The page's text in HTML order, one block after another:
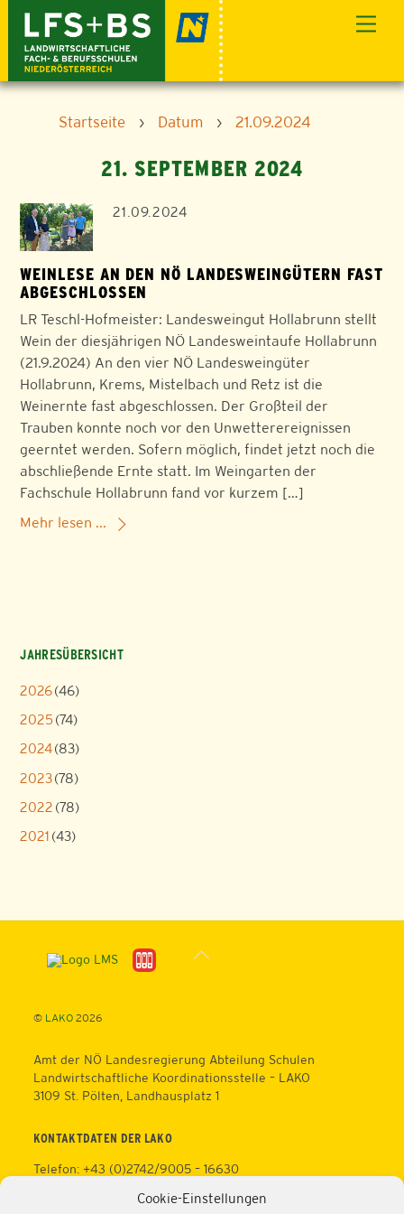
Cookie-Einstellungen
content
Startseite › Datum › 21.09.2024
21. SEPTEMBER 2024
21.09.2024
WEINLESE AN DEN NÖ LANDESWEINGÜTERN FAST
ABGESCHLOSSEN
LR Teschl-Hofmeister: Landesweingut Hollabrunn stellt
Wein der diesjährigen NÖ Landesweintaufe Hollabrunn
(21.9.2024) An den vier NÖ Landesweingüter
Hollabrunn, Krems, Mistelbach und Retz ist die
Weinernte fast abgeschlossen. Der Großteil der
Trauben konnte noch vor den Unwetterereignissen
geerntet werden. Sofern möglich, findet jetzt noch die
abschließende Ernte statt. Im Weingarten der
Fachschule Hollabrunn fand vor kurzem […]
Mehr lesen ...
JAHRESÜBERSICHT
2026(46)
2025 (74)
2024(83)
2023(78)
2022 (78)
2021 (43)
Back
© LAKO2026
Amt der NÖ Landesregierung Abteilung Schulen
Landwirtschaftliche Koordinationsstelle – LAKO
3109 St. Pölten, Landhausplatz 1
KONTAKTDATEN DER LAKO
Telefon: +43 (0)2742/9005 – 16630
https://lako.at